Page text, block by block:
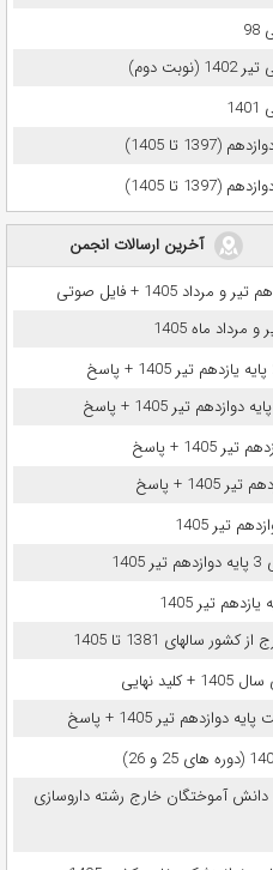
دوم)
آخرین ارسالات انجمن
ماه 1405
تیر 1405 + پاسخ
تیر 1405
1381 تا 1405
نهایی
تیر 1405 + پاسخ
دانش آموختگان خارج رشته داروسازی